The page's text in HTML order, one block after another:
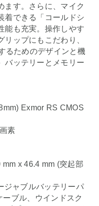
ます。さらに、マイク
着できる「コールドシ
能も充実。操作しやす
ップにもこだわり、
るためのデザインと機
バッテリーとメモリー
Exmor RS CMOS
素
x 46.4 mm (突起部
ジャブルバッテリーパ
ブル、ウインドスク